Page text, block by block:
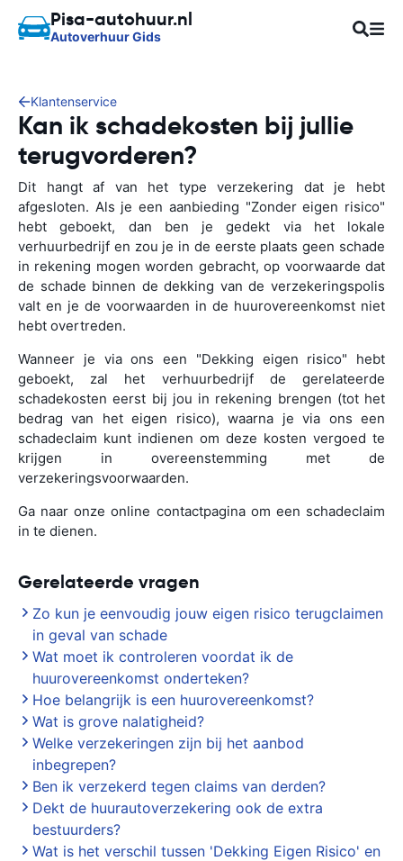
Pisa-autohuur.nl
Autoverhuur Gids
Klantenservice
Kan ik schadekosten bij jullie
terugvorderen?
Dit hangt af van het type verzekering dat je hebt
afgesloten. Als je een aanbieding "Zonder eigen risico"
hebt geboekt, dan ben je gedekt via het lokale
verhuurbedrijf en zou je in de eerste plaats geen schade
in rekening mogen worden gebracht, op voorwaarde dat
de schade binnen de dekking van de verzekeringspolis
valt en je de voorwaarden in de huurovereenkomst niet
hebt overtreden.
Wanneer je via ons een "Dekking eigen risico" hebt
geboekt, zal het verhuurbedrijf de gerelateerde
schadekosten eerst bij jou in rekening brengen (tot het
bedrag van het eigen risico), waarna je via ons een
schadeclaim kunt indienen om deze kosten vergoed te
krijgen in overeenstemming met de
verzekeringsvoorwaarden.
Ga naar onze online contactpagina om een schadeclaim
in te dienen.
Gerelateerde vragen
Zo kun je eenvoudig jouw eigen risico terugclaimen
in geval van schade
Wat moet ik controleren voordat ik de
huurovereenkomst onderteken?
Hoe belangrijk is een huurovereenkomst?
Wat is grove nalatigheid?
Welke verzekeringen zijn bij het aanbod
inbegrepen?
Ben ik verzekerd tegen claims van derden?
Dekt de huurautoverzekering ook de extra
bestuurders?
Wat is het verschil tussen 'Dekking Eigen Risico' en